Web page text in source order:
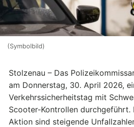
(Symbolbild)
Stolzenau – Das
am Donnerstag, 30. April 2026,
Verkehrssicherheitstag mit
Scooter-Kontrollen durchgeführt.
Aktion sind steigende